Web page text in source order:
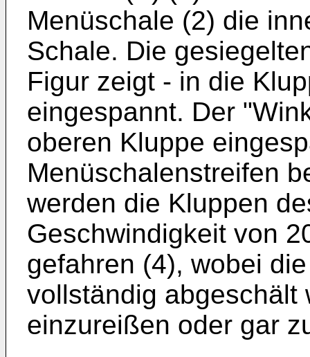
Menüschale (2) die
Schale. Die
Figur zeigt - in die
eingespannt. Der
oberen Kluppe
Menüschalenstreifen
werden die Kluppen
Geschwindigkeit von
gefahren (4), wobei
vollständig abgeschält
einzureißen oder gar